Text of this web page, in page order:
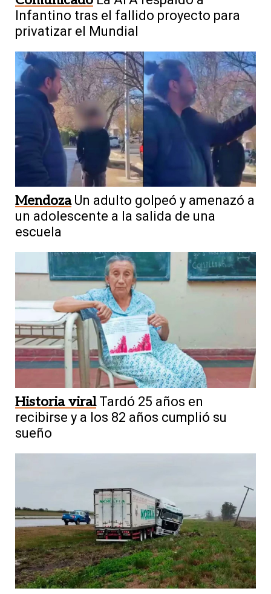
Infantino tras el fallido proyecto para
privatizar el Mundial
Mendoza Un adulto golpeó y amenazó a
un adolescente a la salida de una
escuela
Historia viral Tardó 25 años en
recibirse y a los 82 años cumplió su
sueño